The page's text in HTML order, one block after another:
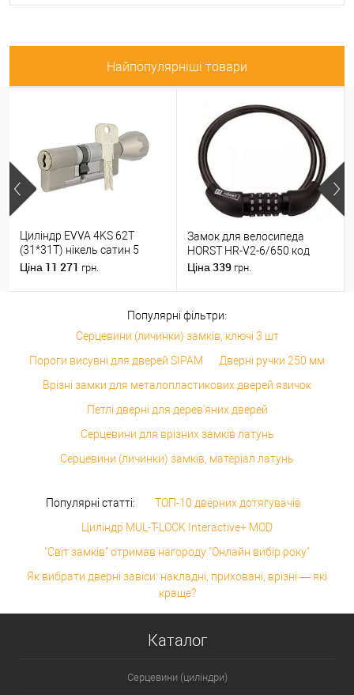
Найпопулярніші товари
Циліндр EVVA 4KS 62T
(31*31T) нікель сатин 5
ключів
Ціна 11 271 грн.
Замок для велосипеда
HORST HR-V2-6/650 код
Ціна 339 грн.
Популярні фільтри:
Серцевини (личинки) замків, ключі 3 шт
Пороги висувні для дверей SIPAM
Дверні ручки 250 мм
Врізні замки для металопластикових дверей язичок
Петлі дверні для дерев'яних дверей
Серцевини для врізних замків латунь
Серцевини (личинки) замків, матеріал латунь
Популярні статті:
ТОП-10 дверних дотягувачів
Циліндр MUL-T-LOCK Interactive+ MOD
"Світ замків" отримав нагороду "Онлайн вибір року"
Як вибрати дверні завіси: накладні, приховані, врізні — які
краще?
Каталог
Серцевини (циліндри)